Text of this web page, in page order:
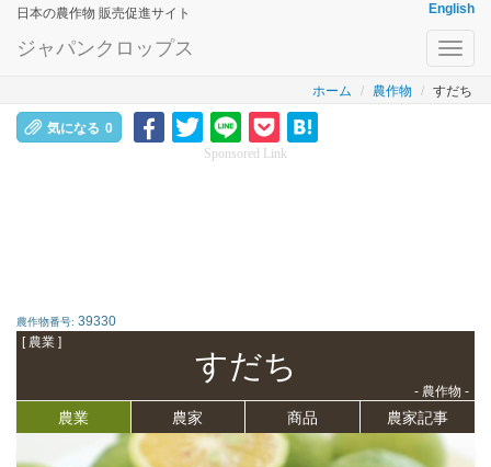
日本の農作物 販売促進サイト English
ジャパンクロップス
ホーム 農作物 すだち
気になる 0
Sponsored Link
農作物番号: 39330
[ 農業 ]
すだち
- 農作物 -
農業 農家 商品 農家記事